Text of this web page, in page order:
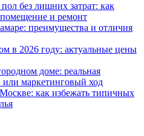
без лишних затрат: как
и ремонт
преимущества и отличия
в 2026 году: актуальные цены
доме: реальная
маркетинговый ход
как избежать типичных